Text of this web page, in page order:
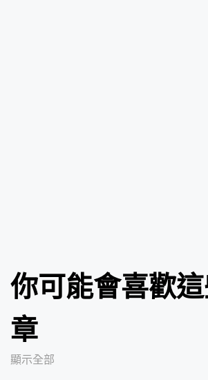
你可能會喜歡
章
顯示全部